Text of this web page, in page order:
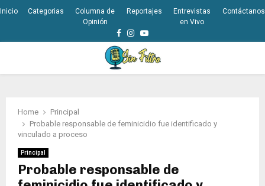
Inicio Categorias
Columna de
Opinión
Reportajes
Entrevistas
en Vivo
Contáctanos
Facebook
Instagram
Youtube
Home
Principal
Probable responsable de feminicidio fue identificado y
vinculado a proceso
Principal
Probable responsable de